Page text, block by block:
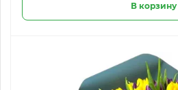
В корзину